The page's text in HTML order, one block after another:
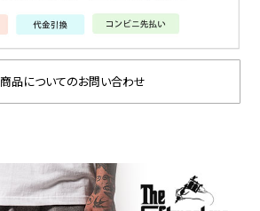
商品についてのお問い合わせ